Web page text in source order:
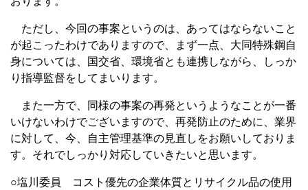
ただし、今回の事案というのは、あってはならないこと
が起こったわけでありますので、まず一点、大同特殊鋼自
身については、国交省、環境省とも連携しながら、しっか
り指導監督をしてまいります。
また一方で、同様の事案の再発というようなことが一番
いけないわけでございますので、再発防止のために、業界
に対して、今、自主管理基準の見直しをお願いしておりま
す。それでしっかり対応していきたいと思います。
○塩川委員 コスト優先の企業体質とリサイクル品の使用